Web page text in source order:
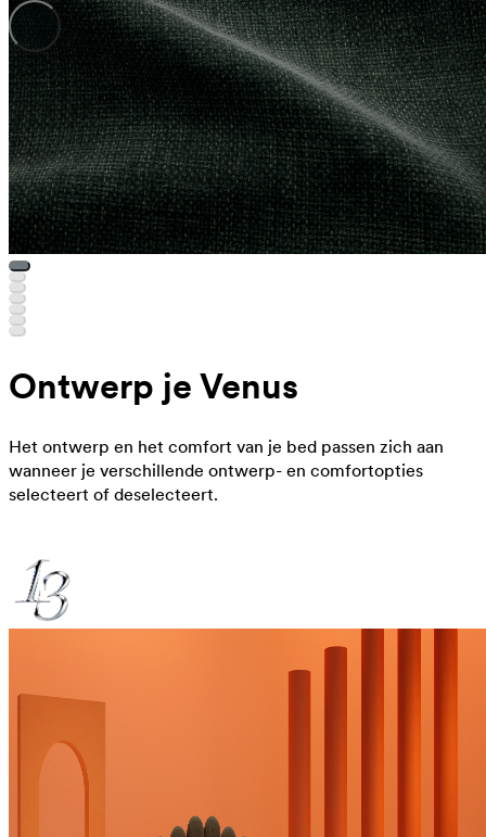
Ontwerp je Venus
Het ontwerp en het comfort van je bed passen zich aan
wanneer je verschillende ontwerp- en comfortopties
selecteert of deselecteert.